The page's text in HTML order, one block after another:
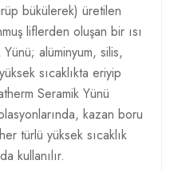
bükülerek) üretilen
liflerden oluşan bir ısı
Yünü; alüminyum, silis,
sıcaklıkta eriyip
Seramik Yünü
kazan boru
türlü yüksek sıcaklık
kullanılır.